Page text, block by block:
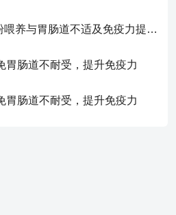
宝宝喂养难题：奶粉喂养与胃肠道不适及免疫力提升的奥秘
胃肠道不耐受，提升免疫力
胃肠道不耐受，提升免疫力